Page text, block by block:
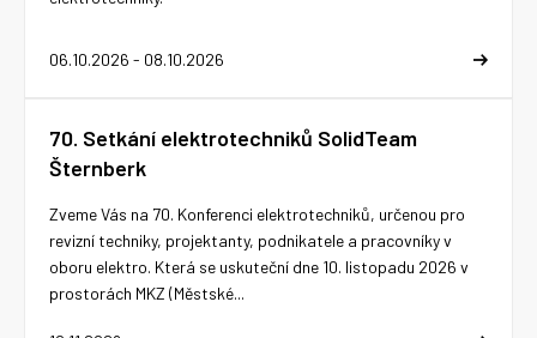
06.10.2026 - 08.10.2026
70. Setkání elektrotechniků SolidTeam
Šternberk
Zveme Vás na 70. Konferenci elektrotechniků, určenou pro
revizní techniky, projektanty, podnikatele a pracovníky v
oboru elektro. Která se uskuteční dne 10. listopadu 2026 v
prostorách MKZ (Městské...